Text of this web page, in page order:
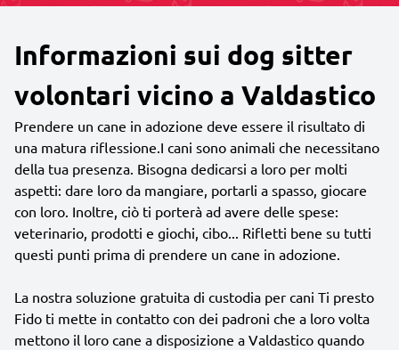
Informazioni sui dog sitter
volontari vicino a Valdastico
Prendere un cane in adozione deve essere il risultato di
una matura riflessione.I cani sono animali che necessitano
della tua presenza. Bisogna dedicarsi a loro per molti
aspetti: dare loro da mangiare, portarli a spasso, giocare
con loro. Inoltre, ciò ti porterà ad avere delle spese:
veterinario, prodotti e giochi, cibo... Rifletti bene su tutti
questi punti prima di prendere un cane in adozione.
La nostra soluzione gratuita di custodia per cani Ti presto
Fido ti mette in contatto con dei padroni che a loro volta
mettono il loro cane a disposizione a Valdastico quando